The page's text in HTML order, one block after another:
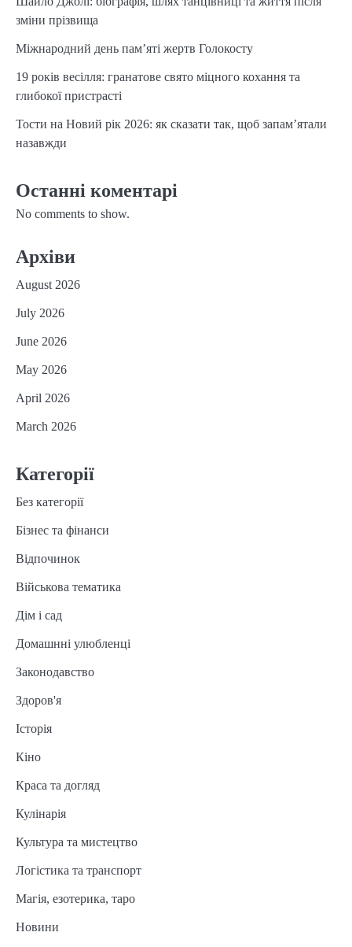
зміни прізвища
Міжнародний день пам’яті жертв Голокосту
19 років весілля: гранатове свято міцного кохання та
глибокої пристрасті
Тости на Новий рік 2026: як сказати так, щоб запам’ятали
назавжди
Останні коментарі
No comments to show.
Архіви
August 2026
July 2026
June 2026
May 2026
April 2026
March 2026
Категорії
Без категорії
Бізнес та фінанси
Відпочинок
Військова тематика
Дім і сад
Домашнні улюбленці
Законодавство
Здоров'я
Історія
Кіно
Краса та догляд
Кулінарія
Культура та мистецтво
Логістика та транспорт
Магія, езотерика, таро
Новини